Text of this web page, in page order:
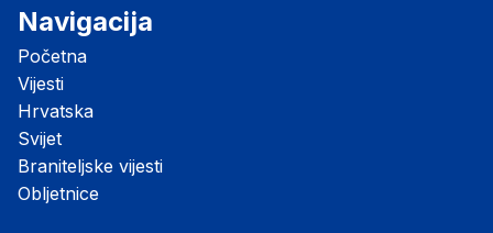
Navigacija
Početna
Vijesti
Hrvatska
Svijet
Braniteljske vijesti
Obljetnice